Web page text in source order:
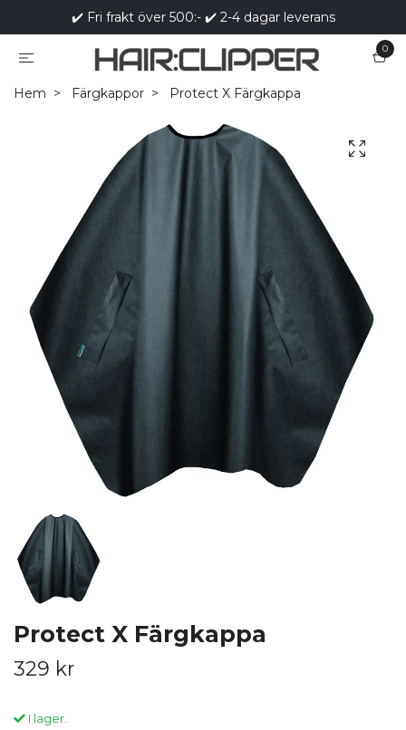
✔️ Fri frakt över 500:- ✔️ 2-4 dagar leverans
0
Hem Färgkappor Protect X Färgkappa
Protect X Färgkappa
329 kr
I lager.